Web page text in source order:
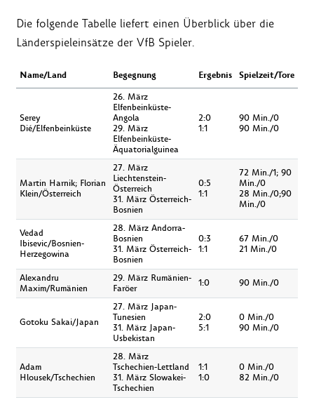
Die folgende Tabelle liefert einen Überblick über die
Länderspieleinsätze der VfB Spieler.
Name/Land Begegnung Ergebnis Spielzeit/Tore
Serey
Dié/Elfenbeinküste
26. März
Elfenbeinküste-
Angola
29. März
Elfenbeinküste-
Äquatorialguinea
2:0
1:1
90 Min./0
90 Min./0
Martin Harnik; Florian
Klein/Österreich
27. März
Liechtenstein-
Österreich
31. März Österreich-
Bosnien
0:5
1:1
72 Min./1; 90
Min./0
28 Min./0;90
Min./0
Vedad
Ibisevic/Bosnien-
Herzegowina
28. März Andorra-
Bosnien
31. März Österreich-
Bosnien
0:3
1:1
67 Min./0
21 Min./0
Alexandru
Maxim/Rumänien
29. März Rumänien-
Faröer
1:0 90 Min./0
Gotoku Sakai/Japan
27. März Japan-
Tunesien
31. März Japan-
Usbekistan
2:0
5:1
0 Min./0
90 Min./0
Adam
Hlousek/Tschechien
28. März
Tschechien-Lettland
31. März Slowakei-
Tschechien
1:1
1:0
0 Min./0
82 Min./0